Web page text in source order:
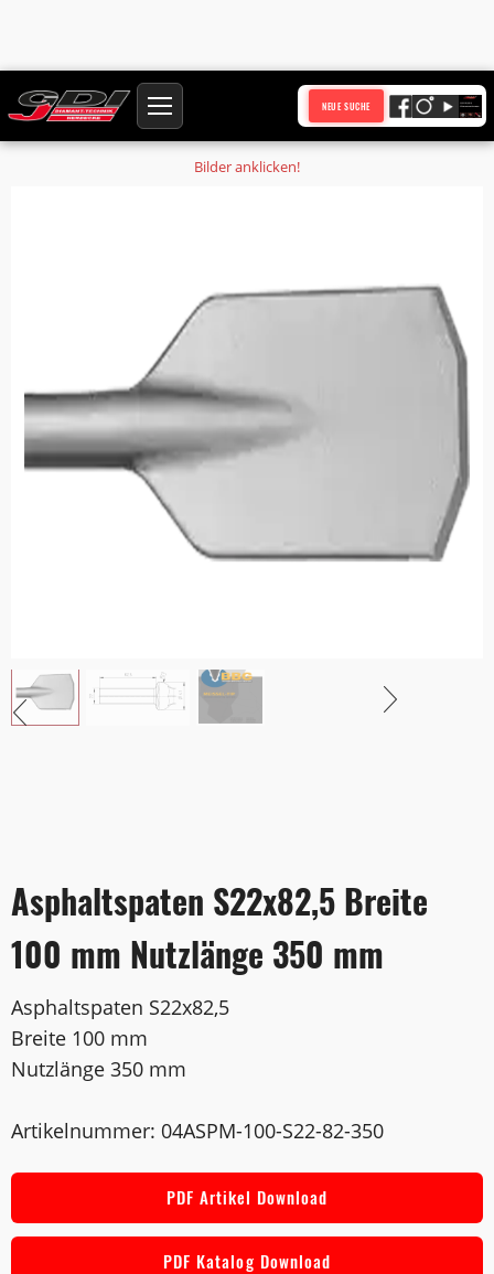
NEUE SUCHE
Startseite
Produkte
Asphaltspaten S22x82,5 Breite 100 mm Nutzlänge 350 mm
Bilder anklicken!
Asphaltspaten S22x82,5 Breite
100 mm Nutzlänge 350 mm
Asphaltspaten S22x82,5
Breite 100 mm
Nutzlänge 350 mm
Artikelnummer: 04ASPM-100-S22-82-350
PDF Artikel Download
PDF Katalog Download